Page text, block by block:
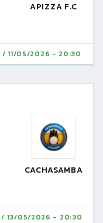
APIZZA F.C
11/05/2026 - 20:30
CACHASAMBA
13/05/2026 - 20:30